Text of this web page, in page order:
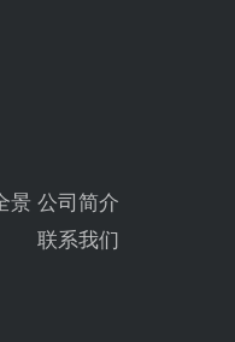
景 公司简介
联系我们